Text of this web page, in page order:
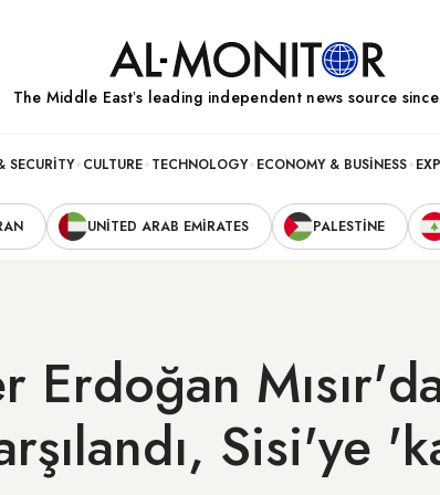
The Middle Eastʼs leading independent news source
SECURITY CULTURE TECHNOLOGY ECONOMY & BUSINESS
UNITED ARAB EMIRATES PALESTINE
Mısır'da
Sisi'ye